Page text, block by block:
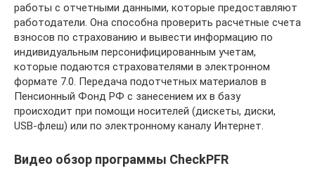
работы с отчетными данными, которые предоставляют
работодатели. Она способна проверить расчетные счета
взносов по страхованию и вывести информацию по
индивидуальным персонифицированным учетам,
которые подаются страхователями в электронном
формате 7.0. Передача подотчетных материалов в
Пенсионный Фонд РФ с занесением их в базу
происходит при помощи носителей (дискеты, диски,
USB-флеш) или по электронному каналу Интернет.
Видео обзор программы CheckPFR